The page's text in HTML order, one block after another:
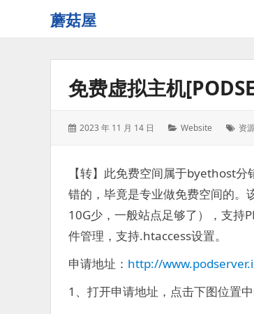
蘑菇屋
迎
屋！
免费虚拟主机
发
2023 年 11 月 14 日
分
Website
标
资
【转】此免费空间属于byethost
错的，毕竟是专业做免费空间的。
10G少，一般站点足够了），支持
件管理，支持.htaccess设置。
申请地址： http://
1、打开申请地址，点击下图位置中